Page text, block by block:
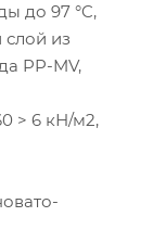
до 97 °C,
из
PP-MV,
> 6 кН/м2,